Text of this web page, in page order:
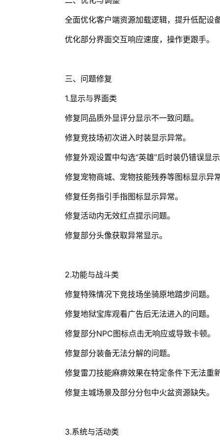
全面优化客户端资源加载逻辑，提升低配设
优化部分界面交互响应速度，操作更跟手。
三、问题修复
1.显示与界面类
修复同品质外显评分显示不一致问题。
修复竞技场初次进入时装显示异常。
修复外观设置中勾选“英雄”后时装仍错误显示
修复宠物商城、宠物技能残券等图标显示异常
修复任务指引手指图标显示异常。
修复活动内无效红点提示问题。
修复部分头像获取异常显示。
2.功能与战斗类
修复特殊情况下竞技场坐骑原地踏步问题。
修复地狱宝库观看广告后无法进入的问题。
修复部分NPC图标点击无响应或导致卡顿。
修复部分装备无法分解的问题。
修复雷刀技能麻痹效果在特定条件下无法重
修复主城场景及部分分包中火盆资源缺失。
3.系统与活动类